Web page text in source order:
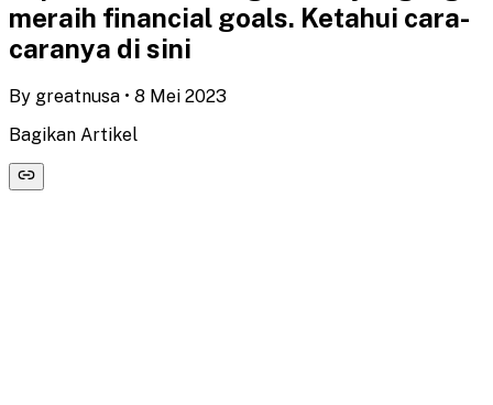
meraih financial goals. Ketahui cara-
caranya di sini
By greatnusa • 8 Mei 2023
Bagikan Artikel